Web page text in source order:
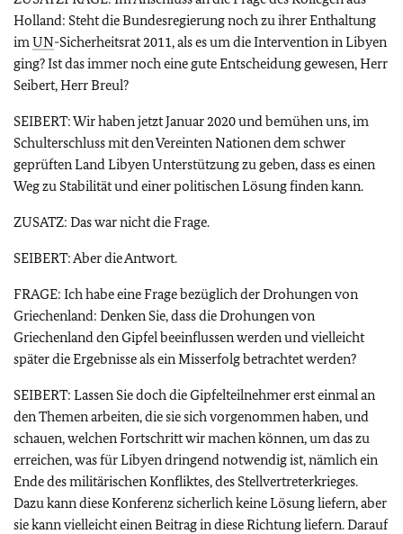
Holland: Steht die Bundesregierung noch zu ihrer Enthaltung
imUN-Sicherheitsrat 2011, als es um die Intervention in Libyen
ging? Ist das immer noch eine gute Entscheidung gewesen, Herr
Seibert, Herr Breul?
SEIBERT: Wir haben jetzt Januar 2020 und bemühen uns, im
Schulterschluss mit den Vereinten Nationen dem schwer
geprüften Land Libyen Unterstützung zu geben, dass es einen
Weg zu Stabilität und einer politischen Lösung finden kann.
ZUSATZ: Das war nicht die Frage.
SEIBERT: Aber die Antwort.
FRAGE: Ich habe eine Frage bezüglich der Drohungen von
Griechenland: Denken Sie, dass die Drohungen von
Griechenland den Gipfel beeinflussen werden und vielleicht
später die Ergebnisse als ein Misserfolg betrachtet werden?
SEIBERT: Lassen Sie doch die Gipfelteilnehmer erst einmal an
den Themen arbeiten, die sie sich vorgenommen haben, und
schauen, welchen Fortschritt wir machen können, um das zu
erreichen, was für Libyen dringend notwendig ist, nämlich ein
Ende des militärischen Konfliktes, des Stellvertreterkrieges.
Dazu kann diese Konferenz sicherlich keine Lösung liefern, aber
sie kann vielleicht einen Beitrag in diese Richtung liefern. Darauf